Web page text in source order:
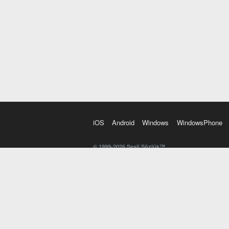
iOS Android Windows WindowsPhone
© 1999-2026 Sesli Sözlük™